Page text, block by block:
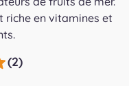
riche en vitamines et
(2)